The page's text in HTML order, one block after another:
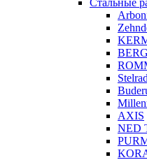
Стальные
Stelrad
AXIS
NED